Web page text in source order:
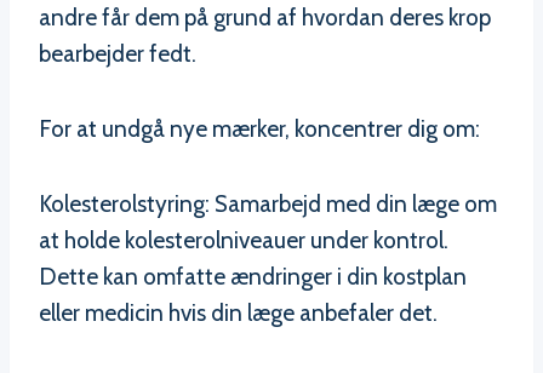
andre får dem på grund af hvordan deres krop
bearbejder fedt.
For at undgå nye mærker, koncentrer dig om:
Kolesterolstyring: Samarbejd med din læge om
at holde kolesterolniveauer under kontrol.
Dette kan omfatte ændringer i din kostplan
eller medicin hvis din læge anbefaler det.